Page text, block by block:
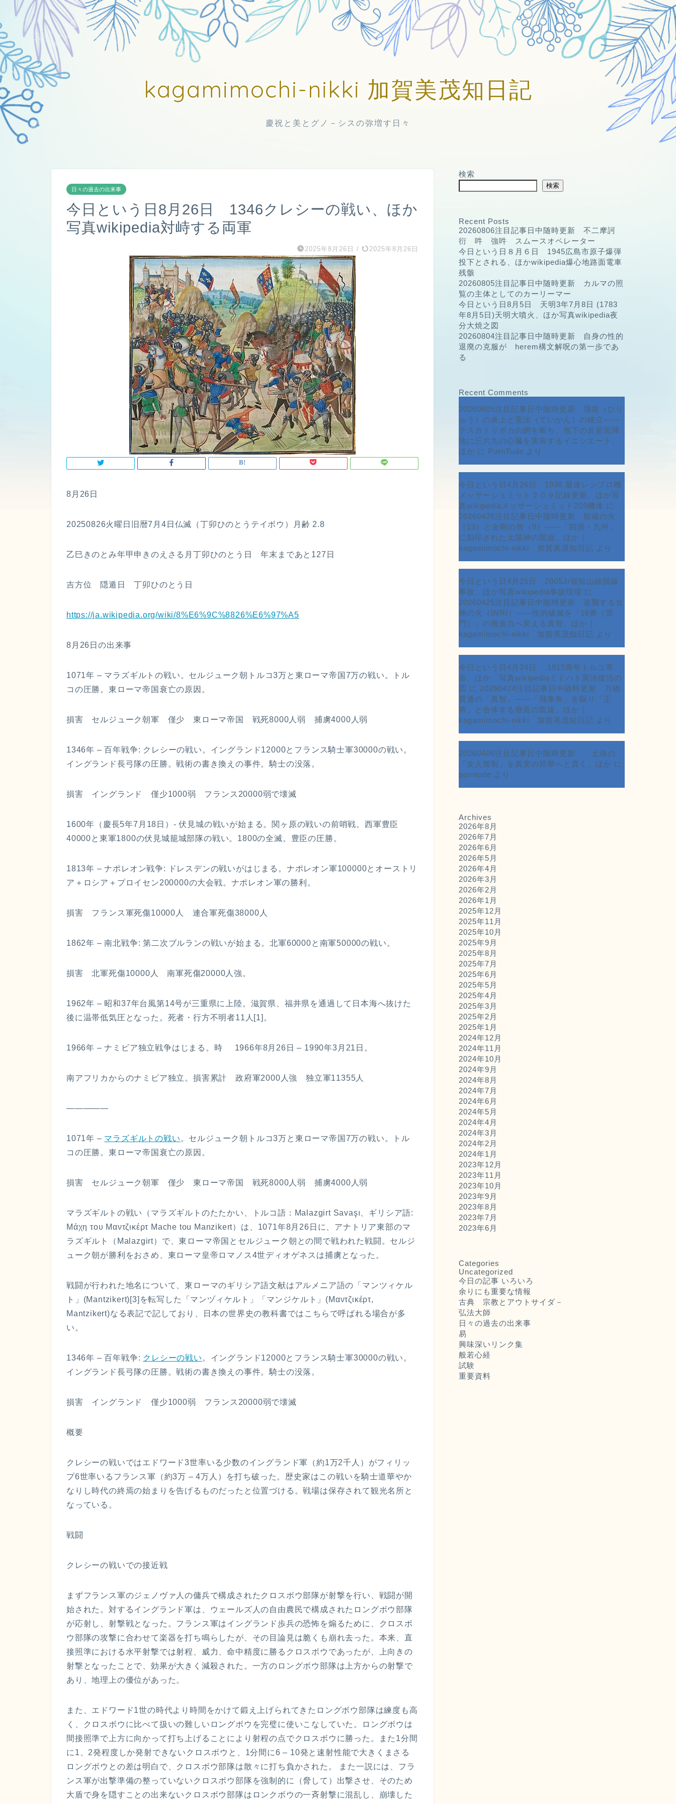
kagamimochi-nikki 加賀美茂知日記
慶祝と美とグノ－シスの弥増す日々
日々の過去の出来事
今日という日8月26日 1346クレシーの戦い、ほか
写真wikipedia対峙する両軍
2025年8月26日 / 2025年8月26日
8月26日
20250826火曜日旧暦7月4日仏滅（丁卯ひのとうテイボウ）月齢 2.8
乙巳きのとみ年甲申きのえさる月丁卯ひのとう日 年末まであと127日
吉方位 隠遁日 丁卯ひのとう日
https://ja.wikipedia.org/wiki/8%E6%9C%8826%E6%97%A5
8月26日の出来事
1071年 – マラズギルトの戦い。セルジューク朝トルコ3万と東ローマ帝国7万の戦い。トル
コの圧勝。東ローマ帝国衰亡の原因。
損害 セルジューク朝軍 僅少 東ローマ帝国 戦死8000人弱 捕虜4000人弱
1346年 – 百年戦争: クレシーの戦い。イングランド12000とフランス騎士軍30000の戦い。
イングランド長弓隊の圧勝。戦術の書き換えの事件。騎士の没落。
損害 イングランド 僅少1000弱 フランス20000弱で壊滅
1600年（慶長5年7月18日）- 伏見城の戦いが始まる。関ヶ原の戦いの前哨戦。西軍豊臣
40000と東軍1800の伏見城籠城部隊の戦い。1800の全滅。豊臣の圧勝。
1813年 – ナポレオン戦争: ドレスデンの戦いがはじまる。ナポレオン軍100000とオーストリ
ア＋ロシア＋プロイセン200000の大会戦。ナポレオン軍の勝利。
損害 フランス軍死傷10000人 連合軍死傷38000人
1862年 – 南北戦争: 第二次ブルランの戦いが始まる。北軍60000と南軍50000の戦い。
損害 北軍死傷10000人 南軍死傷20000人強。
1962年 – 昭和37年台風第14号が三重県に上陸。滋賀県、福井県を通過して日本海へ抜けた
後に温帯低気圧となった。死者・行方不明者11人[1]。
1966年 – ナミビア独立戦争はじまる。時 1966年8月26日 – 1990年3月21日。
南アフリカからのナミビア独立。損害累計 政府軍2000人強 独立軍11355人
—————
1071年 – マラズギルトの戦い 。セルジューク朝トルコ3万と東ローマ帝国7万の戦い。トル
コの圧勝。東ローマ帝国衰亡の原因。
損害 セルジューク朝軍 僅少 東ローマ帝国 戦死8000人弱 捕虜4000人弱
マラズギルトの戦い（マラズギルトのたたかい、トルコ語：Malazgirt Savaşı、ギリシア語:
Μάχη του Μαντζικέρτ Mache tou Manzikert）は、1071年8月26日に、アナトリア東部のマ
ラズギルト（Malazgirt）で、東ローマ帝国とセルジューク朝との間で戦われた戦闘。セルジ
ューク朝が勝利をおさめ、東ローマ皇帝ロマノス4世ディオゲネスは捕虜となった。
戦闘が行われた地名について、東ローマのギリシア語文献はアルメニア語の「マンツィケル
ト」(Mantzikert)[3]を転写した「マンヅィケルト」「マンジケルト」(Μαντζικέρτ,
Mantzikert)なる表記で記しており、日本の世界史の教科書ではこちらで呼ばれる場合が多
い。
1346年 – 百年戦争: クレシーの戦い 。イングランド12000とフランス騎士軍30000の戦い。
イングランド長弓隊の圧勝。戦術の書き換えの事件。騎士の没落。
損害 イングランド 僅少1000弱 フランス20000弱で壊滅
概要
クレシーの戦いではエドワード3世率いる少数のイングランド軍（約1万2千人）がフィリッ
プ6世率いるフランス軍（約3万 – 4万人）を打ち破った。歴史家はこの戦いを騎士道華やか
なりし時代の終焉の始まりを告げるものだったと位置づける。戦場は保存されて観光名所と
なっている。
戦闘
クレシーの戦いでの接近戦
まずフランス軍のジェノヴァ人の傭兵で構成されたクロスボウ部隊が射撃を行い、戦闘が開
始された。対するイングランド軍は、ウェールズ人の自由農民で構成されたロングボウ部隊
が応射し、射撃戦となった。フランス軍はイングランド歩兵の恐怖を煽るために、クロスボ
ウ部隊の攻撃に合わせて楽器を打ち鳴らしたが、その目論見は脆くも崩れ去った。本来、直
接照準における水平射撃では射程、威力、命中精度に勝るクロスボウであったが、上向きの
射撃となったことで、効果が大きく減殺された。一方のロングボウ部隊は上方からの射撃で
あり、地理上の優位があった。
また、エドワード1世の時代より時間をかけて鍛え上げられてきたロングボウ部隊は練度も高
く、クロスボウに比べて扱いの難しいロングボウを完璧に使いこなしていた。ロングボウは
間接照準で上方に向かって打ち上げることにより射程の点でクロスボウに勝った。また1分間
に1、2発程度しか発射できないクロスボウと、1分間に6 – 10発と速射性能で大きくまさる
ロングボウとの差は明白で、クロスボウ部隊は散々に打ち負かされた。 また一説には、フラ
ンス軍が出撃準備の整っていないクロスボウ部隊を強制的に（脅して）出撃させ、そのため
大盾で身を隠すことの出来ないクロスボウ部隊はロンクボウの一斉射撃に混乱し、崩壊した
検索
検索
Recent Posts
20260806注目記事日中随時更新 不二摩訶
衍 吽 強吽 スムースオペレーター
今日という日８月６日 1945広島市原子爆弾
投下とされる、ほかwikipedia爆心地路面電車
残骸
20260805注目記事日中随時更新 カルマの照
覧の主体としてのカーリーマー
今日という日8月5日 天明3年7月8日 (1783
年8月5日)天明大噴火、ほか写真wikipedia夜
分大焼之図
20260804注目記事日中随時更新 自身の性的
退廃の克服が herem構文解呪の第一歩であ
る
Recent Comments
20260605注目記事日中随時更新 飛龍（ひり
ゅう）の炎上と憲法（ていかん）の確立――
テスカトリポカの網を断ち、地下の反射面陣
地に三六九の心臓を実装するイニシエート、
ほか に PornTude より
今日という日4月26日 1938 最速レシプロ機
メッサーシュミット２０９記録更新、ほか写
真wikipediaメッサーシュミット209機体 に
20260426注目記事日中随時更新 胎蔵の火
（13）と金剛の智（9）――「四国・九州」
に刻印された太陽神の凱旋、ほか｜
kagamimochi-nikki 加賀美茂知日記 より
今日という日4月25日 2005Jr福知山線脱線
事故、ほか写真wikipedia事故現場 に
20260425注目記事日中随時更新 逆襲する女
神の火（INRI）――性的破滅を「16番（雷
門）」の推進力へ変える真智、ほか｜
kagamimochi-nikki 加賀美茂知日記 より
今日という日4月24日 1915青年トルコ革
命、ほか 写真wikipediaミドハト憲法復活の
図 に 20260424注目記事日中随時更新 万物
貫通の「真智」――「飛車角」を駆り「王
将」と合体する垂直の凱旋、ほか｜
kagamimochi-nikki 加賀美茂知日記 より
20260406注目記事日中随時更新 土俵の
「女人禁制」を真実の昇華へと貫く、ほか に
porntude より
Archives
2026年8月
2026年7月
2026年6月
2026年5月
2026年4月
2026年3月
2026年2月
2026年1月
2025年12月
2025年11月
2025年10月
2025年9月
2025年8月
2025年7月
2025年6月
2025年5月
2025年4月
2025年3月
2025年2月
2025年1月
2024年12月
2024年11月
2024年10月
2024年9月
2024年8月
2024年7月
2024年6月
2024年5月
2024年4月
2024年3月
2024年2月
2024年1月
2023年12月
2023年11月
2023年10月
2023年9月
2023年8月
2023年7月
2023年6月
Categories
Uncategorized
今日の記事 いろいろ
余りにも重要な情報
古典 宗教とアウトサイダ－
弘法大師
日々の過去の出来事
易
興味深いリンク集
般若心経
試験
重要資料